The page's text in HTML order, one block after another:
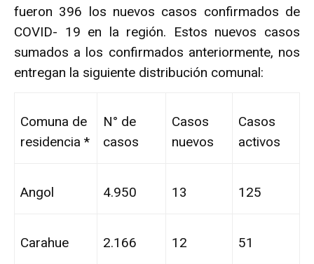
fueron 396 los nuevos casos confirmados de
COVID- 19 en la región. Estos nuevos casos
sumados a los confirmados anteriormente, nos
entregan la siguiente distribución comunal:
Comuna de
residencia *
N° de
casos
Casos
nuevos
Casos
activos
Angol 4.950 13 125
Carahue 2.166 12 51